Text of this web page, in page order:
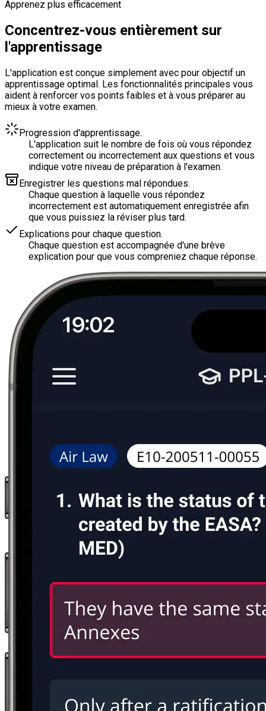
Apprenez plus efficacement
Concentrez-vous entièrement sur
l'apprentissage
L'application est conçue simplement avec pour objectif un
apprentissage optimal. Les fonctionnalités principales vous
aident à renforcer vos points faibles et à vous préparer au
mieux à votre examen.
Progression d'apprentissage.
L'application suit le nombre de fois où vous répondez
correctement ou incorrectement aux questions et vous
indique votre niveau de préparation à l'examen.
Enregistrer les questions mal répondues.
Chaque question à laquelle vous répondez
incorrectement est automatiquement enregistrée afin
que vous puissiez la réviser plus tard.
Explications pour chaque question.
Chaque question est accompagnée d'une brève
explication pour que vous compreniez chaque réponse.